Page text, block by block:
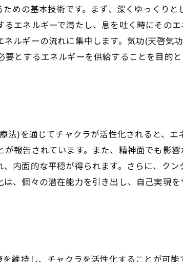
リング技術の融合
リニーの上昇エネルギーの流れを操る
の管理
ギーの循環法
ーをコントロールする方法
技法内なる調和の実現
を開く初歩的技法
的なエネルギーケア
れる知識と技術
めの基本技術です。まず、深くゆっくりと
エネルギーで満たし、息を吐く時にその
ルギーの流れに集中します。気功(天啓気
とするエネルギーを供給することを目的
)を通じてチャクラが活性化されると、エ
報告されています。また、精神面でも影
内面的な平穏が得られます。さらに、クン
、個々の潜在能力を引き出し、自己実現
維持し、チャクラを活性化することが可能